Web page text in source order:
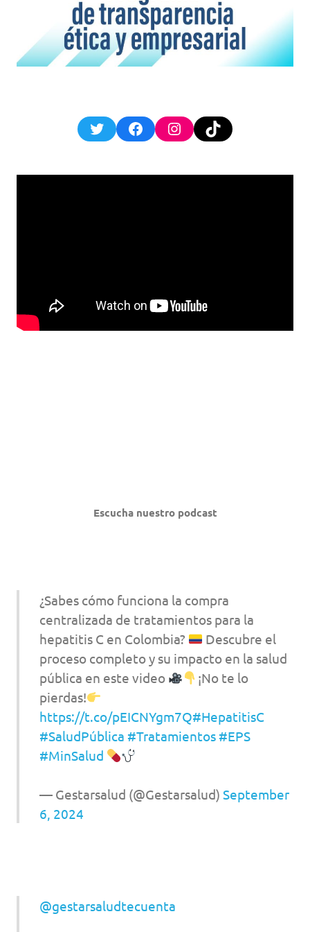
TwitterFacebookInstagram
TikTok
Escucha nuestro podcast
¿Sabes cómo funciona la compra
centralizada de tratamientos para la
hepatitis C en Colombia?
Descubre el
proceso completo y su impacto en la salud
pública en este video
¡No te lo
pierdas!
https://t.co/pEICNYgm7Q#HepatitisC
#SaludPública #Tratamientos #EPS
#MinSalud
— Gestarsalud (@Gestarsalud) September
6, 2024
@gestarsaludtecuenta